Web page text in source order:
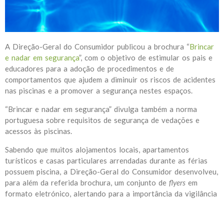
A Direção-Geral do Consumidor publicou a brochura “Brincar
e nadar em segurança”, com o objetivo de estimular os pais e
educadores para a adoção de procedimentos e de
comportamentos que ajudem a diminuir os riscos de acidentes
nas piscinas e a promover a segurança nestes espaços.
“Brincar e nadar em segurança” divulga também a norma
portuguesa sobre requisitos de segurança de vedações e
acessos às piscinas.
Sabendo que muitos alojamentos locais, apartamentos
turísticos e casas particulares arrendadas durante as férias
possuem piscina, a Direção-Geral do Consumidor desenvolveu,
para além da referida brochura, um conjunto de flyers em
formato eletrónico, alertando para a importância da vigilância